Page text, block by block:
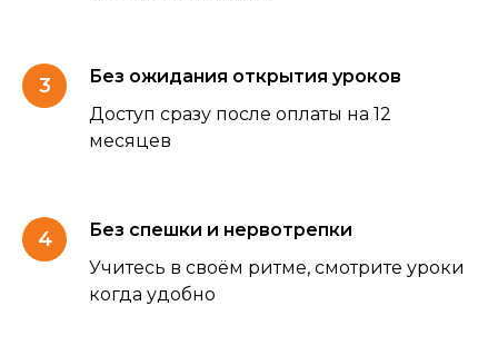
Без ожидания открытия уроков
Доступ сразу после оплаты на 12
месяцев
Без спешки и нервотрепки
Учитесь в своём ритме, смотрите уроки
когда удобно